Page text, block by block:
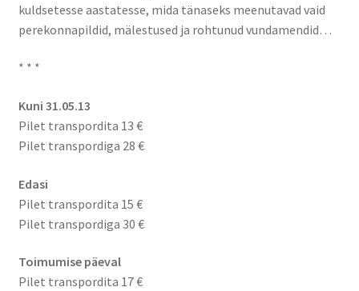
Vagunelamu
Metsamaja
Kämping
Sadam
Sadama galerii
kuldsetesse aastatesse, mida tänaseks meenutavad vaid
perekonnapildid, mälestused ja rohtunud vundamendid…
* * *
Kuni 31.05.13
Pilet transpordita 13 €
Pilet transpordiga 28 €
Edasi
Pilet transpordita 15 €
Pilet transpordiga 30 €
Toimumise päeval
Pilet transpordita 17 €